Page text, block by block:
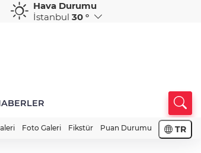
CHF
58,6923
CAD
34,0077
Hava Durumu
İstanbul 30 °
Foto Galeri Fikstür Puan Durumu TR